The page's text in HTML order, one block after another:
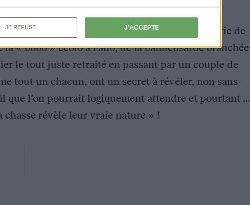
JE REFUSE J'ACCEPTE
en scène, dans leur quotidien, une galerie de
« bobo » écolo à l’ado, de la banlieusarde branchée
le tout juste retraité en passant par un couple de
tout un chacun, ont un secret à révéler, non sans
que l’on pourrait logiquement attendre et pourtant …
révèle leur vraie nature » !